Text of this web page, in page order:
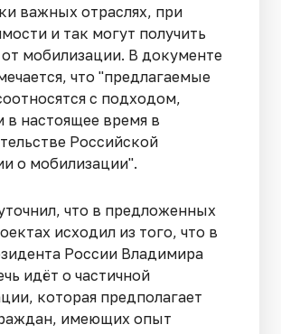
важных отраслях, при
и так могут получить
мобилизации. В документе
что "предлагаемые
с подходом,
в настоящее время в
Российской
о мобилизации".
что в предложенных
исходил из того, что в
России Владимира
идёт о частичной
которая предполагает
имеющих опыт